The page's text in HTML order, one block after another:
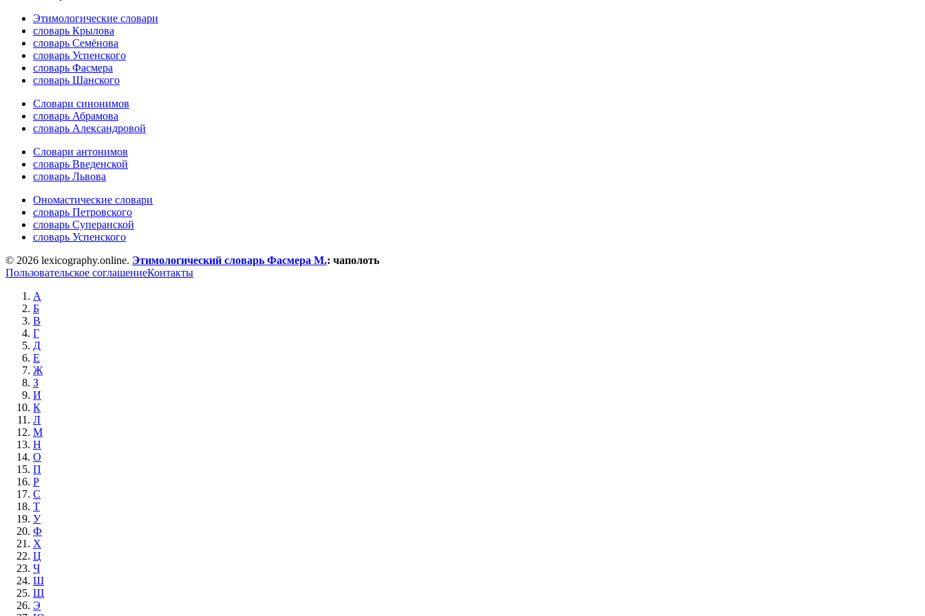
Этимологические словари
словарь Крылова
словарь Семёнова
словарь Успенского
словарь Фасмера
словарь Шанского
Словари синонимов
словарь Абрамова
словарь Александровой
Словари антонимов
словарь Введенской
словарь Львова
Ономастические словари
словарь Петровского
словарь Суперанской
словарь Успенского
© 2026 lexicography.online. Этимологический словарь Фасмера М.: чаполоть
Пользовательское соглашениеКонтакты
А
Б
В
Г
Д
Е
Ж
З
И
К
Л
М
Н
О
П
Р
С
Т
У
Ф
Х
Ц
Ч
Ш
Щ
Э